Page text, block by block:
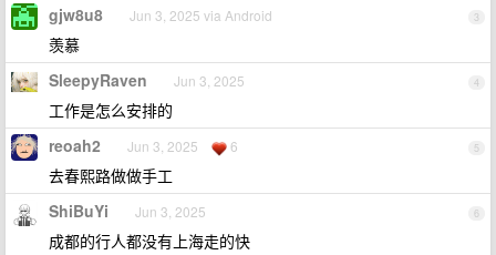
3
gjw8u8 Jun 3, 2025 via Android
羡慕
4
SleepyRaven Jun 3, 2025
工作是怎么安排的
5
reoah2 Jun 3, 2025 6
去春熙路做做手工
6
ShiBuYi Jun 3, 2025
成都的行人都没有上海走的快